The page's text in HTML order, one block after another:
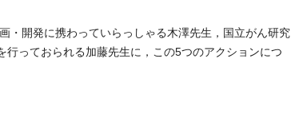
・開発に携わっていらっしゃる木澤先生，国立がん研究
っておられる加藤先生に，この5つのアクションにつ